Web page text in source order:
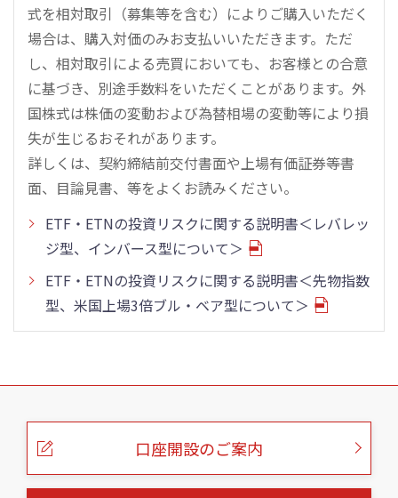
式を相対取引（募集等を含む）によりご購入いただく
場合は、購入対価のみお支払いいただきます。ただ
し、相対取引による売買においても、お客様との合意
に基づき、別途手数料をいただくことがあります。外
国株式は株価の変動および為替相場の変動等により損
失が生じるおそれがあります。
詳しくは、契約締結前交付書面や上場有価証券等書
面、目論見書、等をよくお読みください。
ETF・ETNの投資リスクに関する説明書＜レバレッ
ジ型、インバース型について＞
ETF・ETNの投資リスクに関する説明書＜先物指数
型、米国上場3倍ブル・ベア型について＞
こ
口座開設のご案内